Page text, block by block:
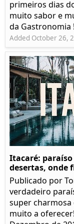
primeiros dias
muito sabor e
da Gastronomia
Added October 26,
Itacaré:
desertas, onde
Publicado por
verdadeiro
super charmosa
muito a